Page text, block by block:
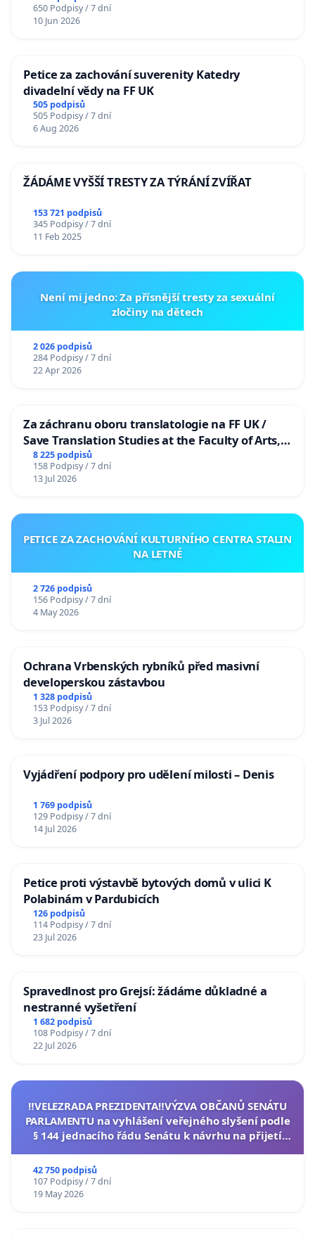
650 Podpisy / 7 dní
10 Jun 2026
Petice za zachování suverenity Katedry
divadelní vědy na FF UK
505 podpisů
505 Podpisy / 7 dní
6 Aug 2026
ŽÁDÁME VYŠŠÍ TRESTY ZA TÝRÁNÍ ZVÍŘAT
153 721 podpisů
345 Podpisy / 7 dní
11 Feb 2025
Není mi jedno: Za přísnější tresty za sexuální
zločiny na dětech
2 026 podpisů
284 Podpisy / 7 dní
22 Apr 2026
Za záchranu oboru translatologie na FF UK /
Save Translation Studies at the Faculty of Arts,
Charles University
8 225 podpisů
158 Podpisy / 7 dní
13 Jul 2026
PETICE ZA ZACHOVÁNÍ KULTURNÍHO CENTRA STALIN
NA LETNÉ
2 726 podpisů
156 Podpisy / 7 dní
4 May 2026
Ochrana Vrbenských rybníků před masivní
developerskou zástavbou
1 328 podpisů
153 Podpisy / 7 dní
3 Jul 2026
Vyjádření podpory pro udělení milosti – Denis
1 769 podpisů
129 Podpisy / 7 dní
14 Jul 2026
Petice proti výstavbě bytových domů v ulici K
Polabinám v Pardubicích
126 podpisů
114 Podpisy / 7 dní
23 Jul 2026
Spravedlnost pro Grejsí: žádáme důkladné a
nestranné vyšetření
1 682 podpisů
108 Podpisy / 7 dní
22 Jul 2026
‼️VELEZRADA PREZIDENTA‼️VÝZVA OBČANŮ SENÁTU
PARLAMENTU na vyhlášení veřejného slyšení podle
§ 144 jednacího řádu Senátu k návrhu na přijetí
42 750 podpisů
107 Podpisy / 7 dní
19 May 2026